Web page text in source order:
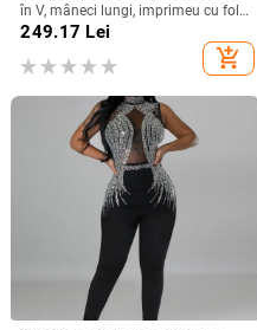
în V, mâneci lungi, imprimeu cu folie
aurie, bretele pentru strângerea
taliei, talie înaltă, stil urban, toamnă
2025
249.17 Lei
add_shopping_cart